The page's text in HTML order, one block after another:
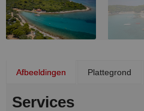
Afbeeldingen Plattegrond
Services